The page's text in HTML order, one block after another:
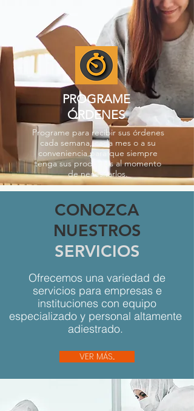
PROGRAME
ÓRDENES
Programe para recibir sus órdenes
cada semana, cada mes o a su
conveniencia para que siempre
tenga sus productos al momento
de necesitarlos.
CONOZCA
NUESTROS
SERVICIOS
Ofrecemos una variedad de
servicios para empresas e
instituciones con equipo
especializado y personal altamente
adiestrado.
VER MÁS...